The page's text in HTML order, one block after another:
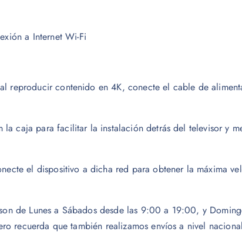
a Internet Wi-Fi
reproducir contenido en 4K, conecte el cable de
caja para facilitar la instalación detrás del televisor y
el dispositivo a dicha red para obtener la máxima
de Lunes a Sábados desde las 9:00 a 19:00, y
que también realizamos envíos a nivel